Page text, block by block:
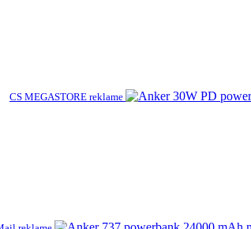
CS MEGASTORE reklame